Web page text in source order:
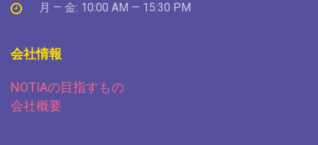
月 — 金: 10:00 AM — 15:30 PM
会社情報
NOTIAの目指すもの
会社概要